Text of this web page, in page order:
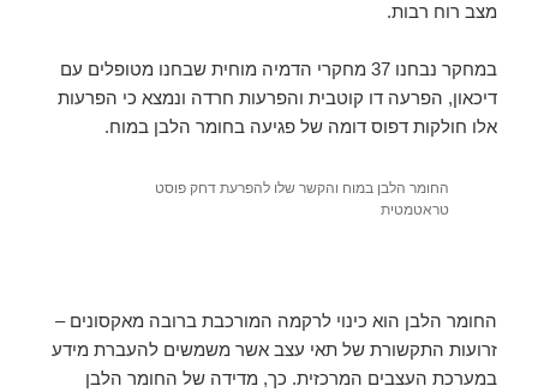
מצב רוח רבות.
במחקר נבחנו 37 מחקרי הדמיה מוחית שבחנו מטופלים עם
דיכאון, הפרעה דו קוטבית והפרעות חרדה ונמצא כי הפרעות
אלו חולקות דפוס דומה של פגיעה בחומר הלבן במוח.
החומר הלבן במוח והקשר שלו להפרעת דחק פוסט
טראטמטית
החומר הלבן הוא כינוי לרקמה המורכבת ברובה מאקסונים –
זרועות התקשורת של תאי עצב אשר משמשים להעברת מידע
במערכת העצבים המרכזית. כך, מדידה של החומר הלבן